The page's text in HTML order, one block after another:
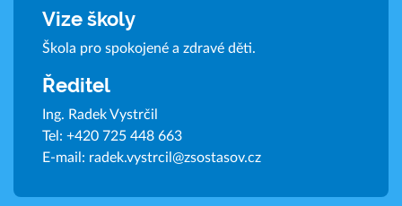
Vize školy
Škola pro spokojené a zdravé děti.
Ředitel
Ing. Radek Vystrčil
Tel: +420 725 448 663
E-mail: radek.vystrcil@zsostasov.cz